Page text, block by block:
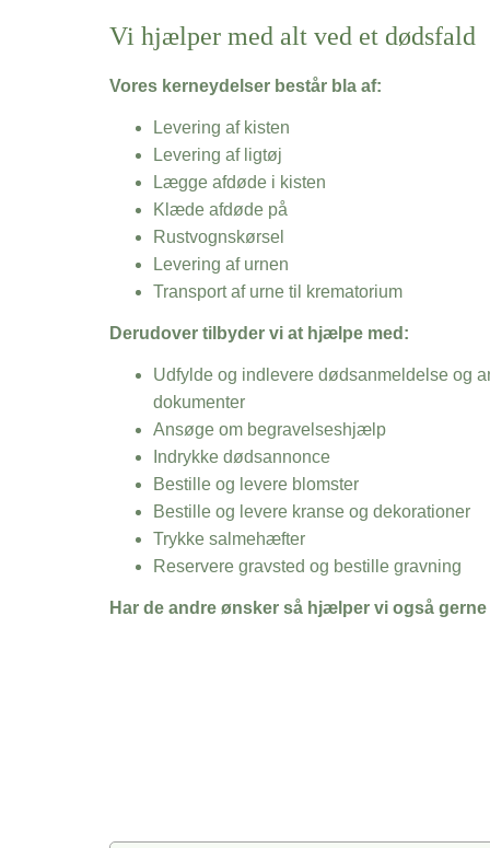
Vi hjælper med alt ved et dødsfald
Vores kerneydelser består bla af:
Levering af kisten
Levering af ligtøj
Lægge afdøde i kisten
Klæde afdøde på
Rustvognskørsel
Levering af urnen
Transport af urne til krematorium
Derudover tilbyder vi at hjælpe med:
Udfylde og indlevere dødsanmeldelse og
dokumenter
Ansøge om begravelseshjælp
Indrykke dødsannonce
Bestille og levere blomster
Bestille og levere kranse og dekorationer
Trykke salmehæfter
Reservere gravsted og bestille gravning
Har de andre ønsker så hjælper vi også gerne